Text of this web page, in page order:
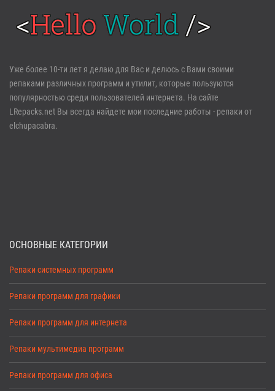
Войти
Регистрация
Забыли пароль?
Уже более 10-ти лет я делаю для Вас и делюсь с Вами своими
репаками различных программ и утилит, которые пользуются
популярностью среди пользователей интернета. На сайте
LRepacks.net Вы всегда найдете мои последние работы - репаки от
elchupacabra.
ОСНОВНЫЕ КАТЕГОРИИ
Репаки системных программ
Репаки программ для графики
Репаки программ для интернета
Репаки мультимедиа программ
Репаки программ для офиса